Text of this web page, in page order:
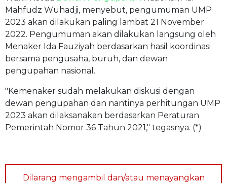
Mahfudz Wuhadji, menyebut, pengumuman UMP
2023 akan dilakukan paling lambat 21 November
2022. Pengumuman akan dilakukan langsung oleh
Menaker Ida Fauziyah berdasarkan hasil koordinasi
bersama pengusaha, buruh, dan dewan
pengupahan nasional.
"Kemenaker sudah melakukan diskusi dengan
dewan pengupahan dan nantinya perhitungan UMP
2023 akan dilaksanakan berdasarkan Peraturan
Pemerintah Nomor 36 Tahun 2021," tegasnya. (*)
Dilarang mengambil dan/atau menayangkan